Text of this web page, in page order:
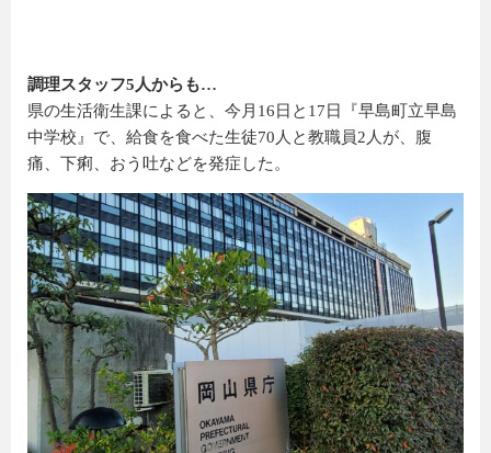
調理スタッフ5人からも…
県の生活衛生課によると、今月16日と17日『早島町立早島
中学校』で、給食を食べた生徒70人と教職員2人が、腹
痛、下痢、おう吐などを発症した。